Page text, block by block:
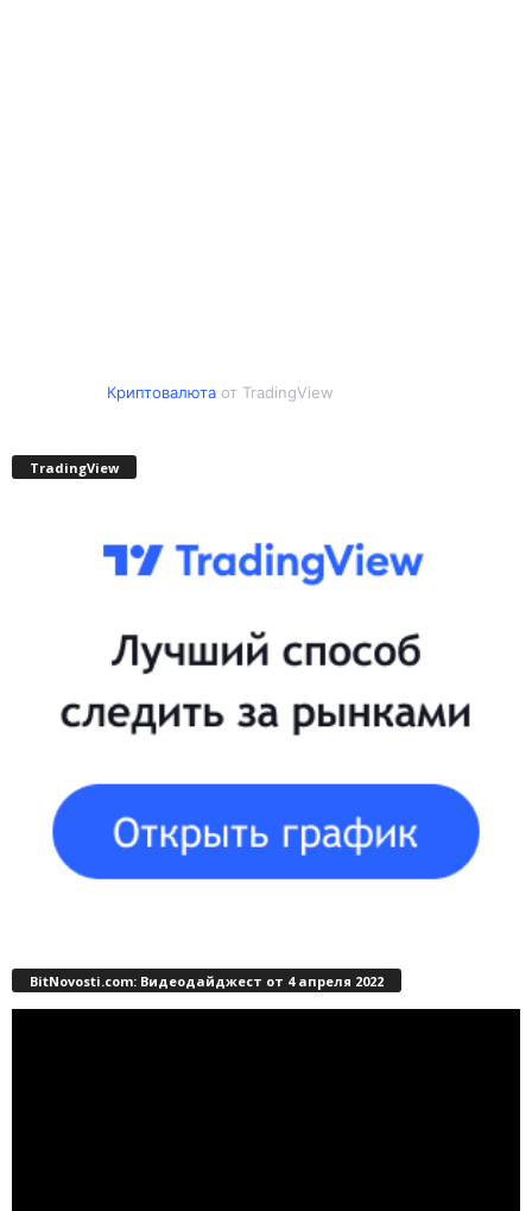
Криптовалютаот TradingView
TradingView
BitNovosti.com: Видеодайджест от 4 апреля 2022